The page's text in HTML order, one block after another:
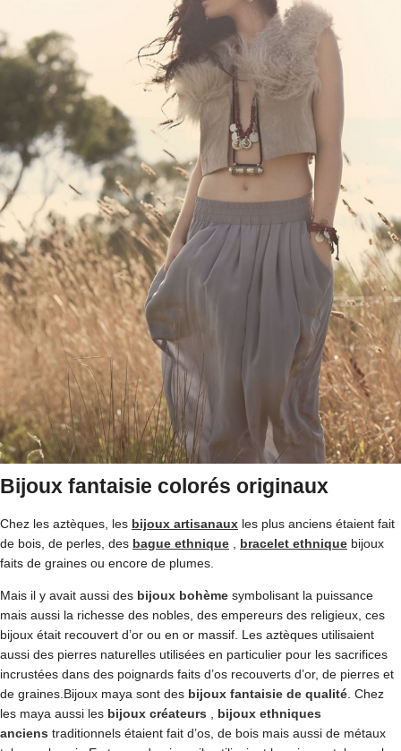
Bijoux fantaisie colorés originaux
Chez les aztèques, les bijoux artisanaux les plus anciens étaient fait
de bois, de perles, des bague ethnique bracelet ethnique bijoux
faits de graines ou encore de plumes.
Mais il y avait aussi des bijoux bohème symbolisant la puissance
mais aussi la richesse des nobles, des empereurs des religieux, ces
bijoux était recouvert d’or ou en or massif. Les aztèques utilisaient
aussi des pierres naturelles utilisées en particulier pour les sacrifices
incrustées dans des poignards faits d’os recouverts d’or, de pierres et
de graines.Bijoux maya sont des bijoux fantaisie de qualité . Chez
les maya aussi les bijoux créateurs
bijoux ethniques
anciens traditionnels étaient fait d’os, de bois mais aussi de métaux